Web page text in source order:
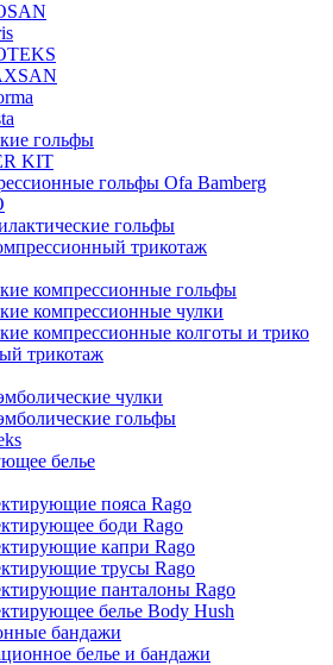
гольфы
KIT
гольфы Ofa Bamberg
гольфы
трикотаж
компрессионные гольфы
компрессионные чулки
компрессионные колготы и трико
трикотаж
чулки
гольфы
белье
пояса Rago
боди Rago
капри Rago
трусы Rago
панталоны Rago
белье Body Hush
бандажи
белье и бандажи